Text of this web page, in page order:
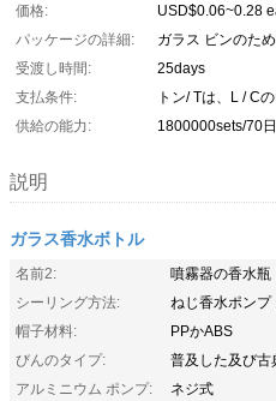
価格:
USD$0.06~0.28
パッケージの詳細:
ガラス ビンのた
受渡し時間:
25days
支払条件:
トン/ Tは、L / C
供給の能力:
1800000sets/70日
説明
ガラス香水ボトル
名前2:
噴霧器の香水瓶
シーリング方法:
ねじ香水ポンプ
帽子材料:
PPかABS
びんのタイプ:
普及した及び古
アルミニウム ポンプ:
ネジ式